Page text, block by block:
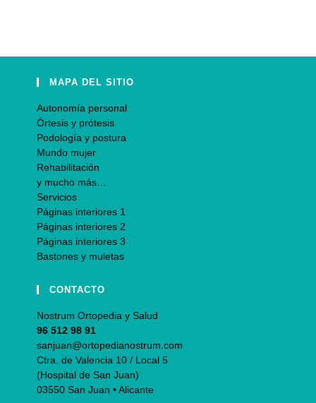
MAPA DEL SITIO
Autonomía personal
Órtesis y prótesis
Podología y postura
Mundo mujer
Rehabilitación
y mucho más…
Servicios
Páginas interiores 1
Páginas interiores 2
Páginas interiores 3
Bastones y muletas
CONTACTO
Nostrum Ortopedia y Salud
96 512 98 91
sanjuan@ortopedianostrum.com
Ctra. de Valencia 10 / Local 5
(Hospital de San Juan)
03550 San Juan • Alicante